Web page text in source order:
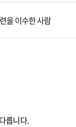
을 이수한 사람
릅니다.